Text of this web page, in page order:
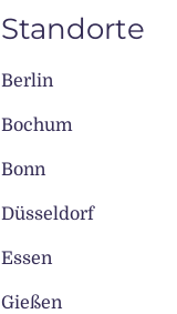
Standorte
Berlin
Bochum
Bonn
Düsseldorf
Essen
Gießen